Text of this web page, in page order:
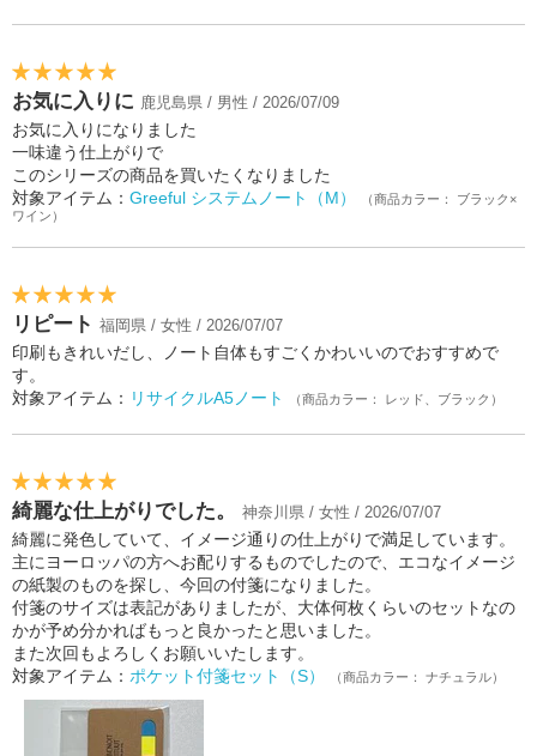
お気に入りに 鹿児島県 / 男性 / 2026/07/09
お気に入りになりました
一味違う仕上がりで
このシリーズの商品を買いたくなりました
対象アイテム： Greeful システムノート（M）
（商品カラー： ブラック×
ワイン）
リピート 福岡県 / 女性 / 2026/07/07
印刷もきれいだし、ノート自体もすごくかわいいのでおすすめで
す。
対象アイテム： リサイクルA5ノート （商品カラー： レッド、ブラック）
綺麗な仕上がりでした。 神奈川県 / 女性 / 2026/07/07
綺麗に発色していて、イメージ通りの仕上がりで満足しています。
主にヨーロッパの方へお配りするものでしたので、エコなイメージ
の紙製のものを探し、今回の付箋になりました。
付箋のサイズは表記がありましたが、大体何枚くらいのセットなの
かが予め分かればもっと良かったと思いました。
また次回もよろしくお願いいたします。
対象アイテム： ポケット付箋セット（S） （商品カラー： ナチュラル）